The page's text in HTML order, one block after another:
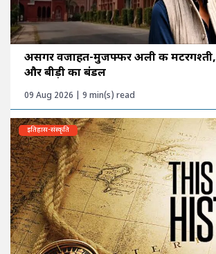
असगर वजाहत-मुजफ्फर अली की मटरगश्ती, ‘मौलाना घोड़ी ’
और बीड़ी का बंडल
09 Aug 2026 | 9 min(s) read
इतिहास-संस्कृति